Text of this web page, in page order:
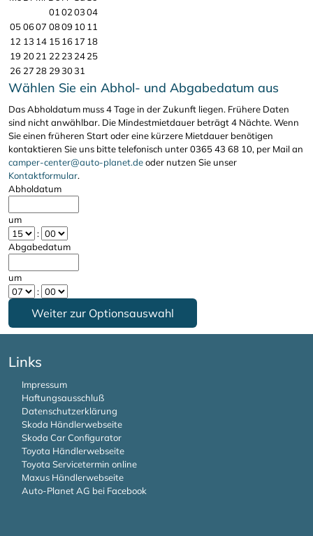
01020304
050607 0809 1011
12 13 14 15 1617 18
19 2021 22 23 2425
26 27 28 293031
Wählen Sie ein Abhol- und Abgabedatum aus
Das Abholdatum muss 4 Tage in der Zukunft liegen. Frühere Daten
sind nicht anwählbar. Die Mindestmietdauer beträgt 4 Nächte. Wenn
Sie einen früheren Start oder eine kürzere Mietdauer benötigen
kontaktieren Sie uns bitte telefonisch unter 0365 43 68 10, per Mail an
camper-center@auto-planet.deoder nutzen Sie unser
Kontaktformular.
Abholdatum
um
:
Abgabedatum
um
:
Links
Impressum
Haftungsausschluß
Datenschutzerklärung
Skoda Händlerwebseite
Skoda Car Configurator
Toyota Händlerwebseite
Toyota Servicetermin online
Maxus Händlerwebseite
Auto-Planet AG bei Facebook